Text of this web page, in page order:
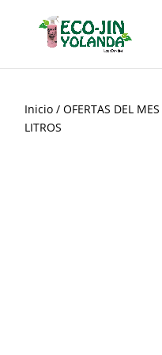
Inicio /OFERTAS DEL MES
LITROS